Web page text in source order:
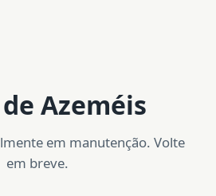
Azeméis
em manutenção. Volte
em breve.